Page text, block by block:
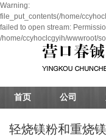
Warning:
file_put_contents(/home/
failed to open stream:
/home/ccyhoclcgyih/wwwroot/
首页 公司
轻烧镁粉和重烧